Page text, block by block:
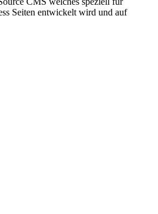
Seiten entwickelt wird und auf